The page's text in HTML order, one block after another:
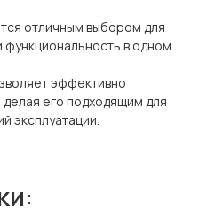
отличным выбором для
функциональность в одном
эффективно
его подходящим для
эксплуатации.